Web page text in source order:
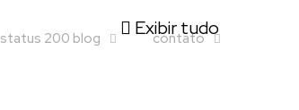
status 200 blog contato
Exibir tudo